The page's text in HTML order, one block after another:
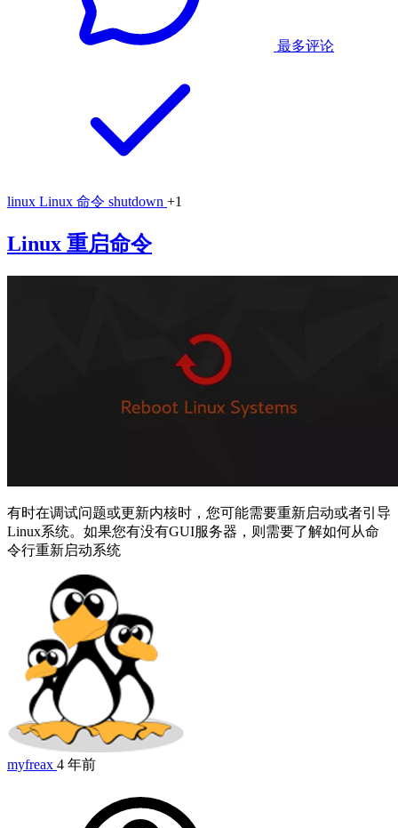
最多评论
linux Linux 命令 shutdown +1
Linux 重启命令
有时在调试问题或更新内核时，您可能需要重新启动或者引导
Linux系统。如果您有没有GUI服务器，则需要了解如何从命
令行重新启动系统
myfreax 4 年前